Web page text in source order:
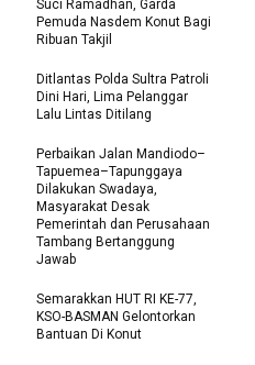
Suci Ramadhan, Garda
Pemuda Nasdem Konut Bagi
Ribuan Takjil
Ditlantas Polda Sultra Patroli
Dini Hari, Lima Pelanggar
Lalu Lintas Ditilang
Perbaikan Jalan Mandiodo–
Tapuemea–Tapunggaya
Dilakukan Swadaya,
Masyarakat Desak
Pemerintah dan Perusahaan
Tambang Bertanggung
Jawab
Semarakkan HUT RI KE-77,
KSO-BASMAN Gelontorkan
Bantuan Di Konut